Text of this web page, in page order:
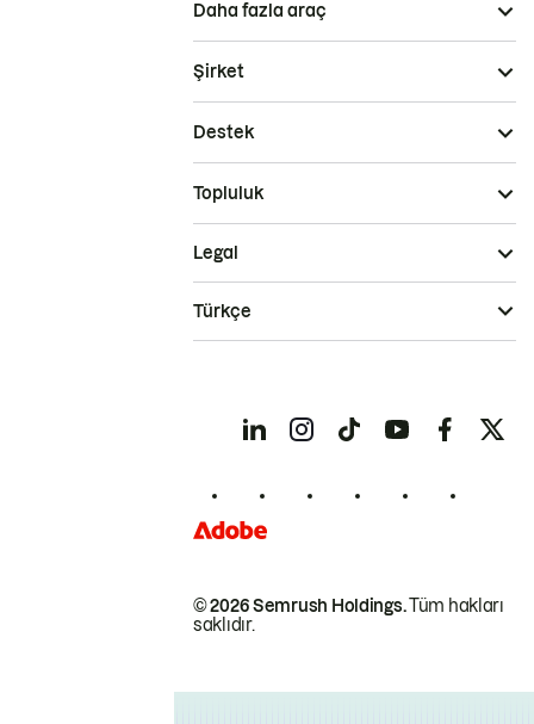
Daha fazla araç
Şirket
Destek
Topluluk
© 2026 Semrush Holdings.Tüm hakları
saklıdır.
Legal
Türkçe